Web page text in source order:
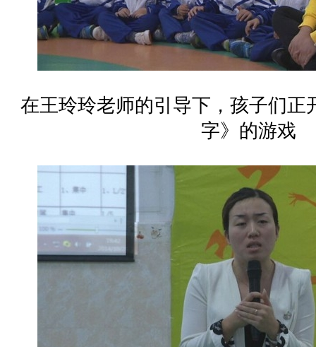
在王玲玲老师的引导下，孩子们正
字》的游戏